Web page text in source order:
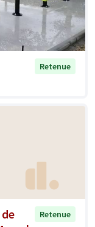
Retenue
Retenue